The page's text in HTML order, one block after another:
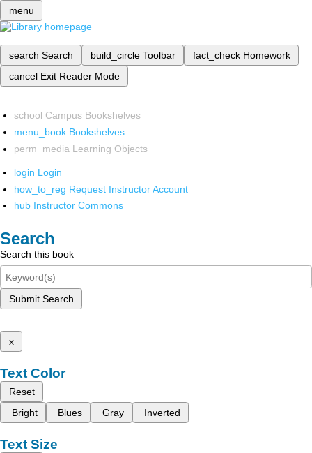
menu
search Search build_circle Toolbar fact_check Homework
cancel Exit Reader Mode
school Campus Bookshelves
menu_book Bookshelves
perm_media Learning Objects
login Login
how_to_reg Request Instructor Account
hub Instructor Commons
Search
Search this book
Submit Search
x
Text Color
Reset
Bright
Blues Gray Inverted
Text Size